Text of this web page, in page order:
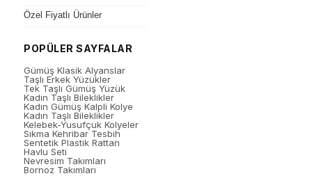
Özel Fiyatlı Ürünler
POPÜLER SAYFALAR
Gümüş Klasik Alyanslar
Taşlı Erkek Yüzükler
Tek Taşlı Gümüş Yüzük
Kadın Taşlı Bileklikler
Kadın Gümüş Kalpli Kolye
Kadın Taşlı Bileklikler
Kelebek-Yusufçuk Kolyeler
Sıkma Kehribar Tesbih
Sentetik Plastik Rattan
Havlu Seti
Nevresim Takımları
Bornoz Takımları